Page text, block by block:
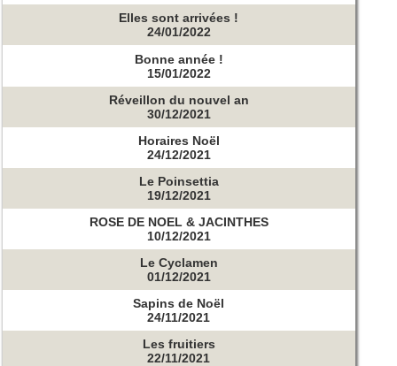
Elles sont arrivées !
24/01/2022
Bonne année !
15/01/2022
Réveillon du nouvel an
30/12/2021
Horaires Noël
24/12/2021
Le Poinsettia
19/12/2021
ROSE DE NOEL & JACINTHES
10/12/2021
Le Cyclamen
01/12/2021
Sapins de Noël
24/11/2021
Les fruitiers
22/11/2021